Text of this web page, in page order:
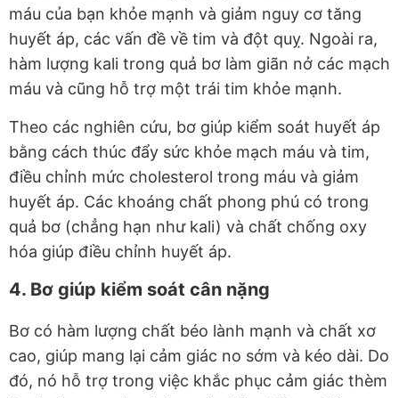
máu của bạn khỏe mạnh và giảm nguy cơ tăng
huyết áp, các vấn đề về tim và đột quỵ. Ngoài ra,
hàm lượng kali trong quả bơ làm giãn nở các mạch
máu và cũng hỗ trợ một trái tim khỏe mạnh.
Theo các nghiên cứu, bơ giúp kiểm soát huyết áp
bằng cách thúc đẩy sức khỏe mạch máu và tim,
điều chỉnh mức cholesterol trong máu và giảm
huyết áp. Các khoáng chất phong phú có trong
quả bơ (chẳng hạn như kali) và chất chống oxy
hóa giúp điều chỉnh huyết áp.
4. Bơ giúp kiểm soát cân nặng
Bơ có hàm lượng chất béo lành mạnh và chất xơ
cao, giúp mang lại cảm giác no sớm và kéo dài. Do
đó, nó hỗ trợ trong việc khắc phục cảm giác thèm